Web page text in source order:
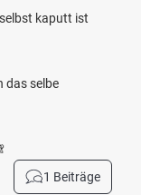
kaputt ist
das selbe
1 Beiträge